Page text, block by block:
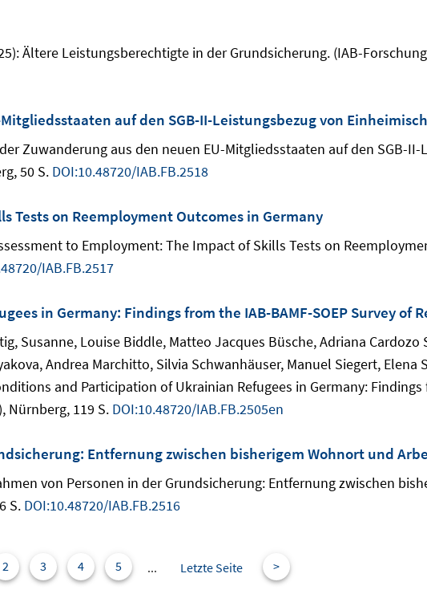
Ältere Leistungsberechtigte in der Grundsicherung. (IAB-
auf den SGB-II-Leistungsbezug von
Zuwanderung aus den neuen EU-Mitgliedsstaaten auf den SGB-
50 S. DOI:10.48720/IAB.FB.2518
Tests on Reemployment Outcomes in Germany
to Employment: The Impact of Skills Tests on
IAB.FB.2517
in Germany: Findings from the IAB-BAMF-SOEP Survey of
Susanne, Louise Biddle, Matteo Jacques Büsche, Adriana
Andrea Marchitto, Silvia Schwanhäuser, Manuel Siegert, Elena
and Participation of Ukrainian Refugees in Germany: Findings
Nürnberg, 119 S. DOI:10.48720/IAB.FB.2505en
Entfernung zwischen bisherigem Wohnort und
von Personen in der Grundsicherung: Entfernung zwischen
S. DOI:10.48720/IAB.FB.2516
2 3 4 5 ... Letzte Seite >